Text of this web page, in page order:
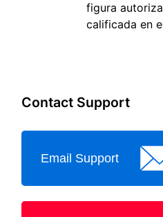
figura
calificada en
Contact Support
Email Support